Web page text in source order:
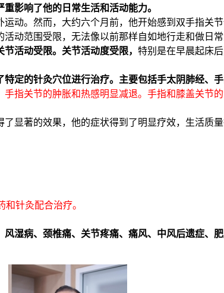
影响了他的日常生活和活动能力。
动。然而，大约六个月前，他开始感到双手指关
动范围受限，无法像以前那样自如地行走和做日常
活动受限。关节活动度受限， 特别是在早晨起床
定的针灸穴位进行治疗。主要包括手太阴肺经、
指关节的肿胀和热感明显减退。手指和膝盖关节
显著的效果，他的症状得到了明显疗效，生活质
针灸配合治疗。
湿病、颈椎痛、关节疼痛、痛风、中风后遗症、